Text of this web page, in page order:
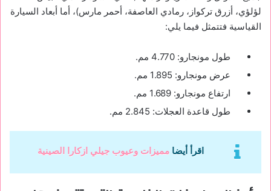
لؤلؤي، أزرق تركواز، رمادي العاصفة، أحمر مارس)، أما أبعاد السيارة
القياسية فتتمثل فيما يلي:
طول مونجارو: 4.770 مم.
عرض مونجارو: 1.895 مم.
ارتفاع مونجارو: 1.689 مم.
طول قاعدة العجلات: 2.845 مم.
اقرأ أيضامميزات وعيوب جيلي ازكارا الصينية